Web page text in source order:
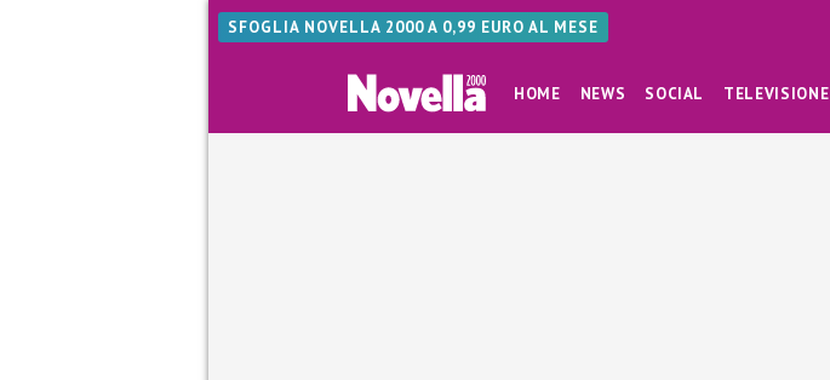
SFOGLIA NOVELLA 2000 A 0,99 EURO AL MESE
HOME NEWS SOCIAL TELEVISIONE